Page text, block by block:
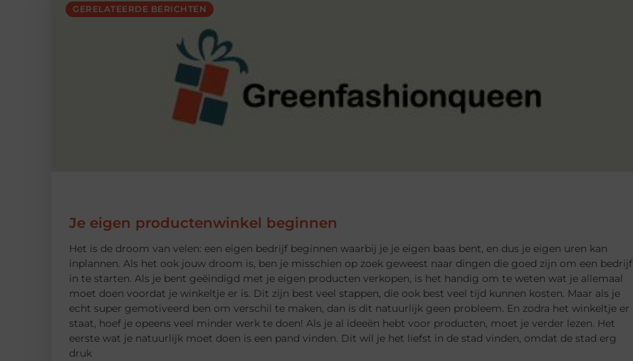
GERELATEERDE BERICHTEN
Je eigen productenwinkel beginnen
Het is de droom van velen: een eigen bedrijf beginnen waarbij je je eigen baas bent, en dus je eigen uren kan
inplannen. Als het ook jouw droom is, ben je misschien op zoek geweest naar dingen die goed zijn om een bedrijf
in te starten. Als je bent geëindigd met je eigen producten verkopen, is het handig om te weten wat je allemaal
moet doen voordat je winkeltje er is. Dit zijn best veel stappen, die ook best veel tijd kunnen kosten. Maar als je
echt super gemotiveerd ben om verschil te maken, dan is dit natuurlijk geen probleem. En zodra het winkeltje er
staat, hoef je opeens veel minder werk te doen! Als je al ideeën hebt voor producten, moet je verder lezen. Het
eerste wat je natuurlijk moet doen is een pand vinden. Dit wil je het liefst in de stad vinden, omdat de stad erg
druk